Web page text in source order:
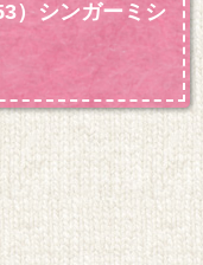
）シンガーミシ